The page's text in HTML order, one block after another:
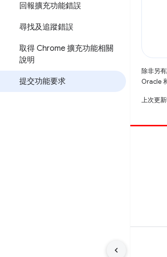
回報擴充功能錯誤
尋找及追蹤錯誤
取得 Chrome 擴充功能相關
說明
提交功能要求
除非另
Oracle
上次更